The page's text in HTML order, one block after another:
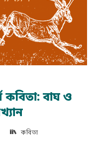
কবিতা: বাঘ ও
কবিতা